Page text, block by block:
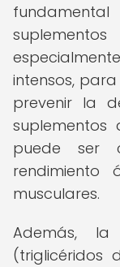
intensos,
prevenir la
suplementos
puede ser
rendimiento
musculares.
Además, la
(triglicéridos